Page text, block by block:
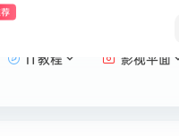
IT教程 影视平面